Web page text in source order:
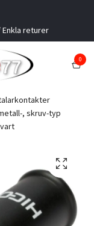
returer
0
, skruv-typ